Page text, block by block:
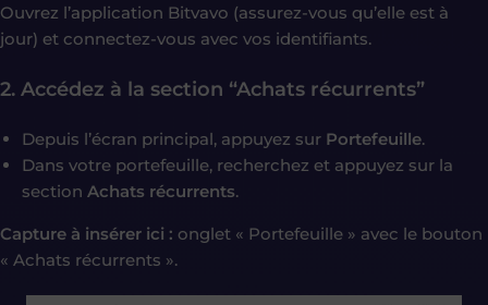
Ouvrez l’application Bitvavo (assurez-vous qu’elle est à
jour) et connectez-vous avec vos identifiants.
2. Accédez à la section “Achats récurrents”
Depuis l’écran principal, appuyez sur Portefeuille.
Dans votre portefeuille, recherchez et appuyez sur la
section Achats récurrents.
Capture à insérer ici : onglet « Portefeuille » avec le bouton
« Achats récurrents ».